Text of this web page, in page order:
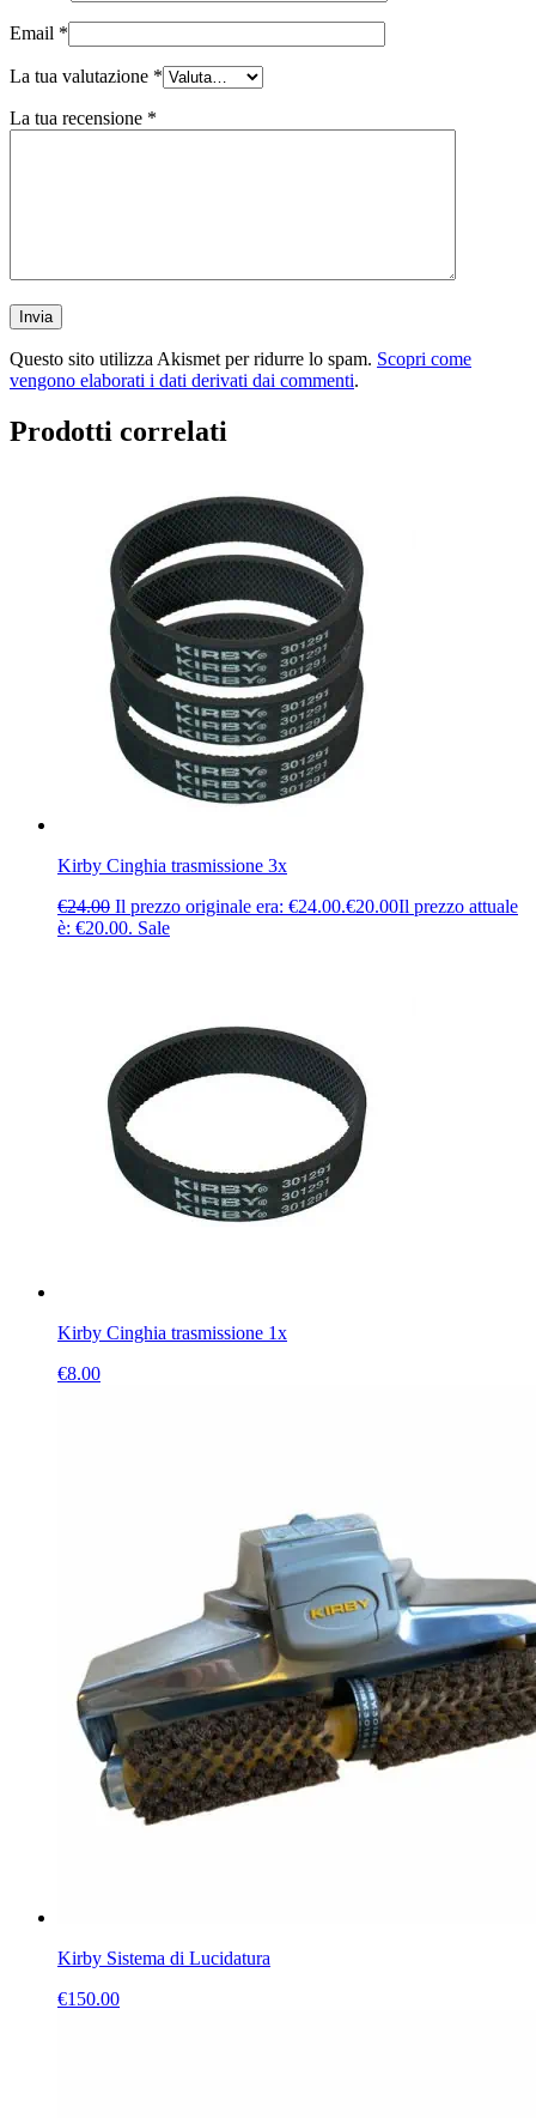
Email *
La tua valutazione *
La tua recensione *
Questo sito utilizza Akismet per ridurre lo spam. Scopri come
vengono elaborati i dati derivati dai commenti.
Prodotti correlati
Kirby Cinghia trasmissione 3x
€24.00 Il prezzo originale era: €24.00.€20.00Il prezzo attuale
è: €20.00. Sale
Kirby Cinghia trasmissione 1x
€8.00
Kirby Sistema di Lucidatura
€150.00